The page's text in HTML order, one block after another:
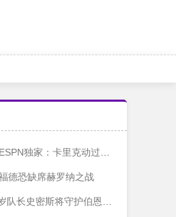
过召回拉什福德的念头，高层态度成关键
德恐缺席赫罗纳之战
密斯将守护伯恩茅斯至2027